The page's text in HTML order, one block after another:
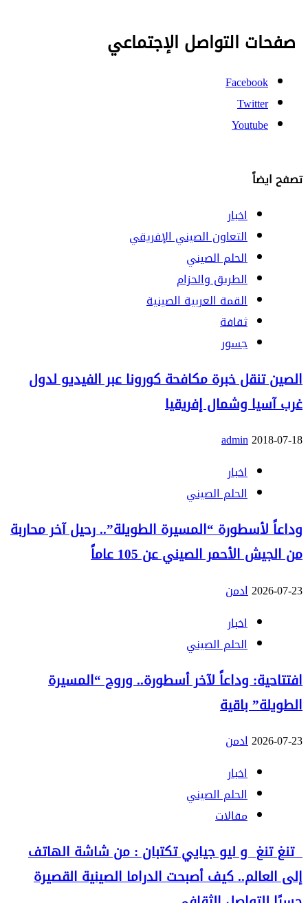
صفحات التواصل الإجتماعي
Facebook
Twitter
Youtube
تصفح ايضاً
اخبار
التعاون الصيني الإفريقي
الحلم الصيني
الطريق والحزام
القمة العربية الصينية
ثقافة
جسور
الصين تنقل خبرة مكافحة كورونا عبر الفيديو لدول
غرب آسيا وشمال إفريقيا
2018-07-18
admin
اخبار
الحلم الصيني
وداعاً لأسطورة “المسيرة الطويلة”.. رحيل آخر محاربة
من الجيش الأحمر الصيني عن 105 عاماً
2026-07-23ادمن
اخبار
الحلم الصيني
افتتاحية: وداعاً لآخر أسطورة.. وروح “المسيرة
الطويلة” باقية
2026-07-23ادمن
اخبار
الحلم الصيني
مقالات
تنغ تنغ و ليو جيايي تكتبان : من شاشة الهاتف
إلى العالم.. كيف أصبحت الدراما الصينية القصيرة